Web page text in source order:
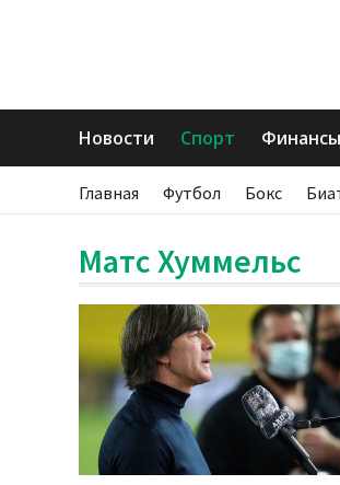
Новости Спорт Финансы
Главная Футбол Бокс
Матс Хуммельс